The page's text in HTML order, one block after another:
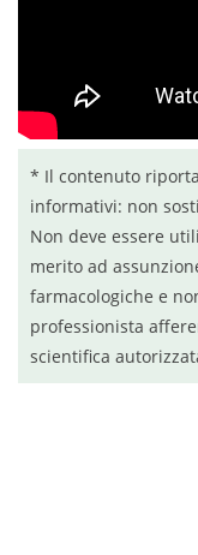
* Il contenuto
informativi: non
Non deve essere
merito ad
farmacologiche e
professionista
scientifica